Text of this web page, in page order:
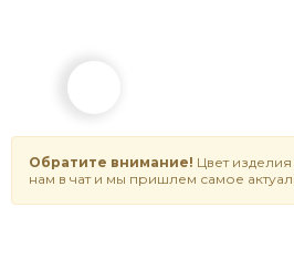
Обратите внимание! Цвет
нам в чат и мы пришлем самое